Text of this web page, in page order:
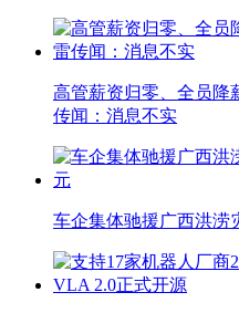
高管薪资归零、全员降
传闻：消息不实
车企集体驰援广西洪涝